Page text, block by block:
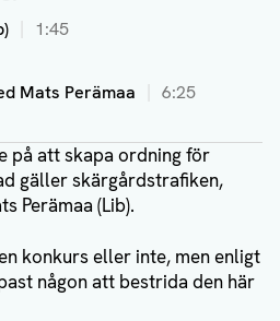
1:45
Mats Perämaa 6:25
på att skapa ordning för
gäller skärgårdstrafiken,
Perämaa (Lib).
konkurs eller inte, men enligt
någon att bestrida den här